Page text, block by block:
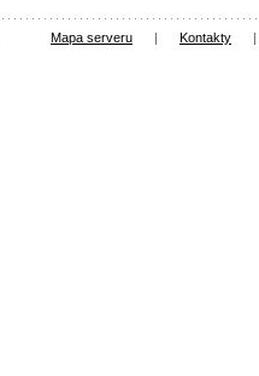
Mapa serveru | Kontakty |